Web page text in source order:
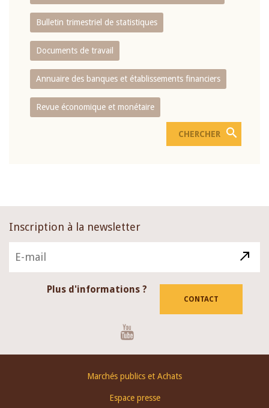
Bulletin trimestriel de statistiques
Documents de travail
Annuaire des banques et établissements financiers
Revue économique et monétaire
Inscription à la newsletter
Plus d'informations ?
CONTACT
Marchés publics et Achats
Espace presse